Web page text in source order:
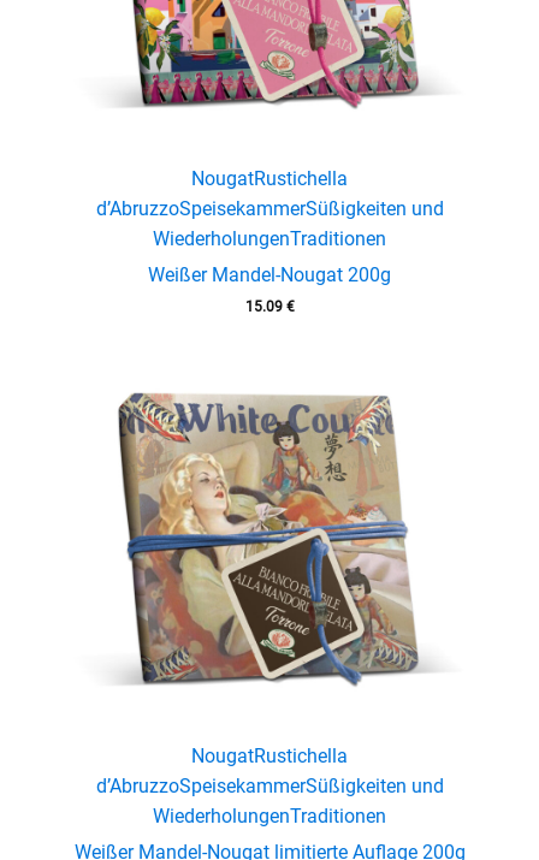
NougatRustichella
d’AbruzzoSpeisekammerSüßigkeiten und
WiederholungenTraditionen
Weißer Mandel-Nougat 200g
15.09 €
NougatRustichella
d’AbruzzoSpeisekammerSüßigkeiten und
WiederholungenTraditionen
Weißer Mandel-Nougat limitierte Auflage 200g